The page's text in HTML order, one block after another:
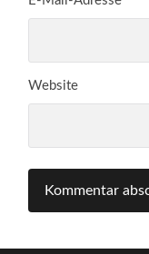
Website